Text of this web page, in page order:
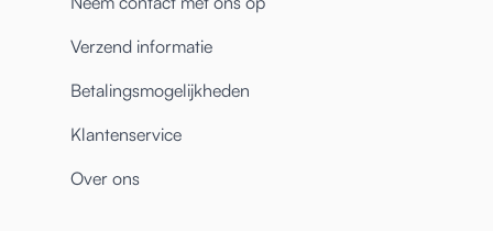
Verzend informatie
Betalingsmogelijkheden
Klantenservice
Over ons